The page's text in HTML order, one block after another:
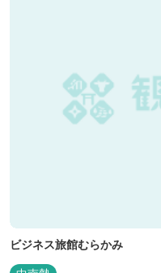
ビジネス旅館むらかみ